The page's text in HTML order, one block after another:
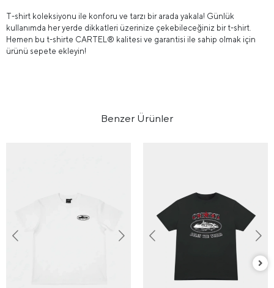
T-shirt koleksiyonu ile konforu ve tarzı bir arada yakala! Günlük
kullanımda her yerde dikkatleri üzerinize çekebileceğiniz bir t-shirt.
Hemen bu t-shirte CARTEL® kalitesi ve garantisi ile sahip olmak için
ürünü sepete ekleyin!
Benzer Ürünler